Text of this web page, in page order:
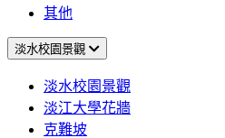
其他
淡水校園景觀
淡水校園景觀
淡江大學花牆
克難坡